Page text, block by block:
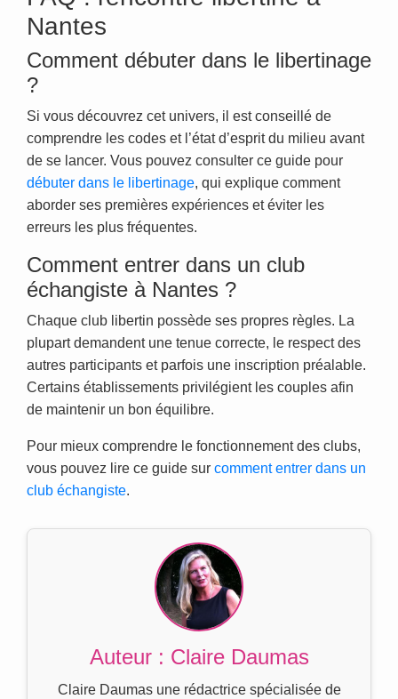
Nantes
Comment débuter dans le libertinage
?
Si vous découvrez cet univers, il est conseillé de
comprendre les codes et l’état d’esprit du milieu avant
de se lancer. Vous pouvez consulter ce guide pour
débuter dans le libertinage, qui explique comment
aborder ses premières expériences et éviter les
erreurs les plus fréquentes.
Comment entrer dans un club
échangiste à Nantes ?
Chaque club libertin possède ses propres règles. La
plupart demandent une tenue correcte, le respect des
autres participants et parfois une inscription préalable.
Certains établissements privilégient les couples afin
de maintenir un bon équilibre.
Pour mieux comprendre le fonctionnement des clubs,
vous pouvez lire ce guide sur comment entrer dans un
club échangiste.
Auteur : Claire Daumas
Claire Daumas une rédactrice spécialisée de